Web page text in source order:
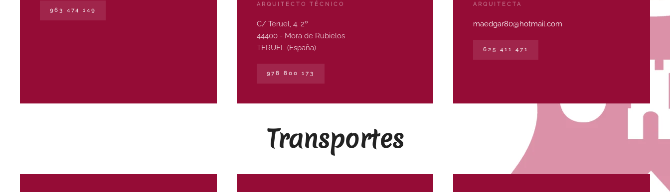
963 474 149
ARQUITECTO TÉCNICO
C/ Teruel, 4. 2º
44400 - Mora de Rubielos
TERUEL (España)
978 800 173
ARQUITECTA
maedgar80@hotmail.com
625 411 471
Transportes